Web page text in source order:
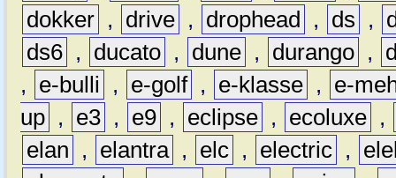
dokker , drive , drophead , ds ,
ds6 , ducato , dune , durango ,
,
e-bulli , e-golf , e-klasse ,
e-
up , e3 , e9 , eclipse , ecoluxe ,
elan
, elantra , elc , electric ,